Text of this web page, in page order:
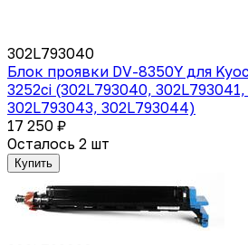
302L793040
Блок проявки DV-8350Y для
3252ci (302L793040,
302L793043, 302L793044)
17 250 ₽
Осталось 2 шт
Купить